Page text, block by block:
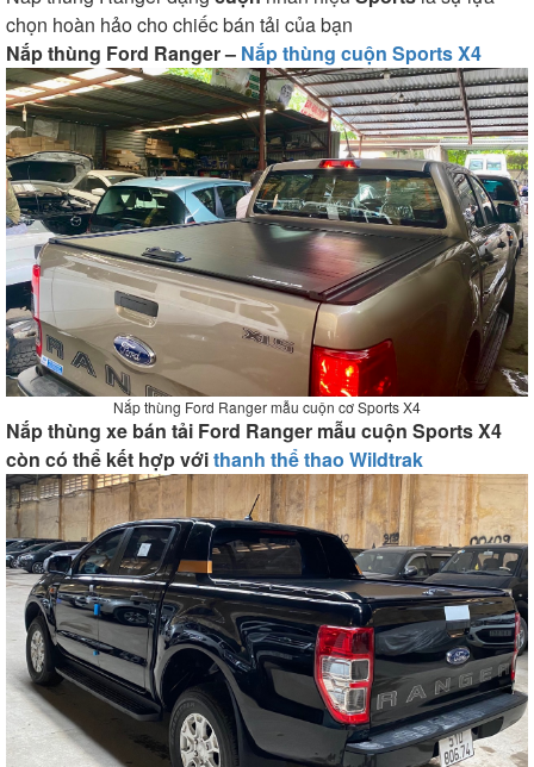
chọn hoàn hảo cho chiếc bán tải của bạn
Nắp thùng Ford Ranger – Nắp thùng cuộn Sports X4
Nắp thùng Ford Ranger mẫu cuộn cơ Sports X4
Nắp thùng xe bán tải Ford Ranger mẫu cuộn Sports X4
còn có thể kết hợp vớithanh thể thao Wildtrak